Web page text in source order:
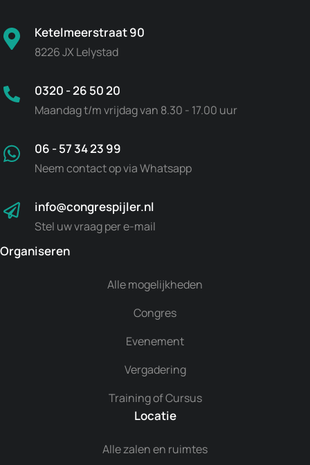
Ketelmeerstraat 90
8226 JX Lelystad
0320 - 26 50 20
Maandag t/m vrijdag van 8.30 - 17.00 uur
06 - 57 34 23 99
Neem contact op via Whatsapp
info@congrespijler.nl
Stel uw vraag per e-mail
Organiseren
Alle mogelijkheden
Congres
Evenement
Vergadering
Training of Cursus
Locatie
Alle zalen en ruimtes